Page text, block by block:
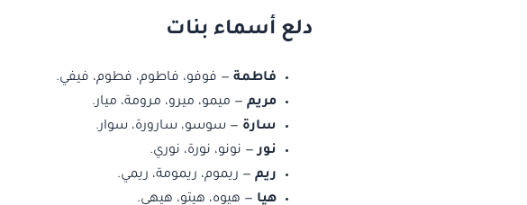
دلع أسماء بنات
فاطمة — فوفو، فاطوم، فطوم، فيفي.
مريم — ميمو، ميرو، مرومة، ميار.
سارة — سوسو، سارورة، سوار.
نور— نونو، نورة، نوري.
ريم — ريموم، ريمومة، ريمي.
هيا — هيوه، هيتو، هيهي.